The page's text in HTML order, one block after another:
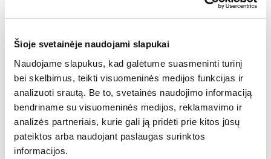
Šioje svetainėje naudojami slapukai
Naudojame slapukus, kad galėtume suasmeninti turinį
bei skelbimus, teikti visuomeninės medijos funkcijas ir
analizuoti srautą. Be to, svetainės naudojimo informaciją
bendriname su visuomeninės medijos, reklamavimo ir
analizės partneriais, kurie gali ją pridėti prie kitos jūsų
pateiktos arba naudojant paslaugas surinktos
informacijos.
padėsime rasti atsakymus.
Jūsų vardas:
El. pašto adresas:
Klausimas: